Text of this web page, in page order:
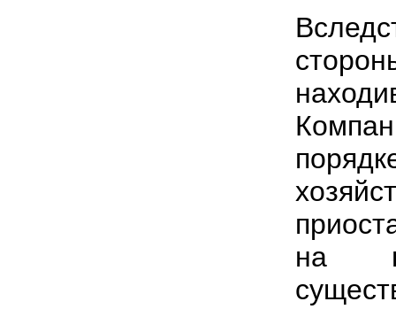
на